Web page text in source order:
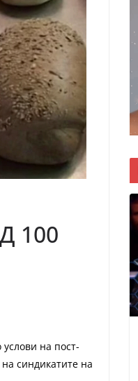
100
на пост-
на синдикатите на